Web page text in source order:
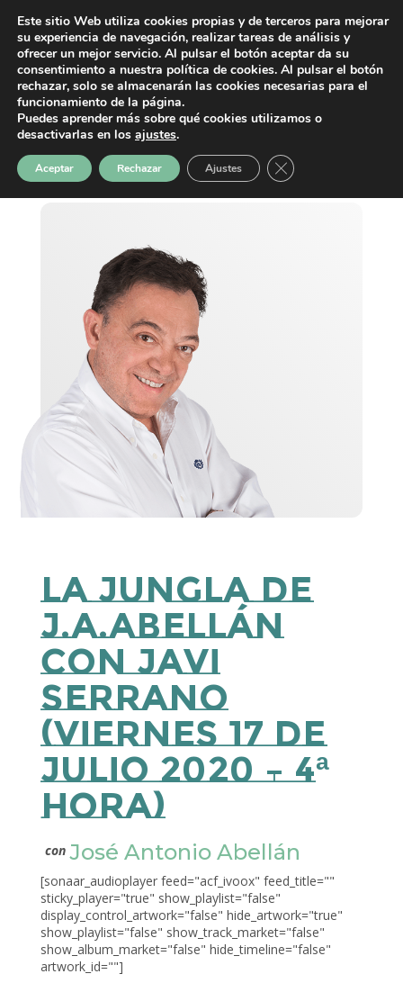
La Jungla de
J.A.Abellán
Con Javi
Serrano
(viernes 17 de
julio 2020 – 4ª
Hora)
con José Antonio Abellán
[sonaar_audioplayer feed="acf_ivoox" feed_title=""
sticky_player="true" show_playlist="false"
display_control_artwork="false" hide_artwork="true"
show_playlist="false" show_track_market="false"
show_album_market="false" hide_timeline="false"
artwork_id=""]
Este sitio Web utiliza cookies propias y de terceros para mejorar
su experiencia de navegación, realizar tareas de análisis y
ofrecer un mejor servicio. Al pulsar el botón aceptar da su
consentimiento a nuestra política de cookies. Al pulsar el botón
rechazar, solo se almacenarán las cookies necesarias para el
funcionamiento de la página.
Puedes aprender más sobre qué cookies utilizamos o
desactivarlas en los ajustes.
Aceptar Rechazar Ajustes Cerrar el banner de